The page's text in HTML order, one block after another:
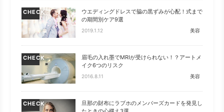
CHECK
ウエディングドレスで脇の黒ずみが心配！式まで
の期間別ケア9選
2019.1.12 美容
CHECK
眉毛の入れ墨でMRIが受けられない！？アートメ
イク6つのリスク
2016.8.11 美容
CHECK
旦那の財布にラブホのメンバーズカードを発見し